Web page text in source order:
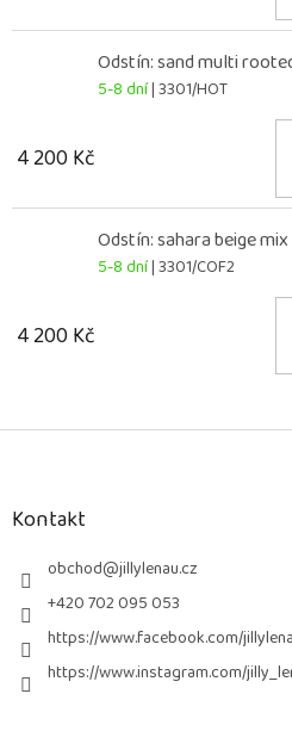
Odstín: sand multi
5-8 dní| 3301/HOT
4 200 Kč
Odstín: sahara beige mix
5-8 dní| 3301/COF2
4 200 Kč
Z
Kontakt
obchod@jillylenau.cz
+420 702 095 053
https://www.facebook.com/
https://www.instagram.com/